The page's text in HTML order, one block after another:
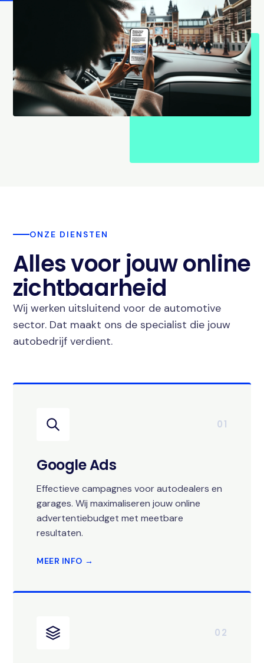
ONZE DIENSTEN
Alles voor jouw online
zichtbaarheid
Wij werken uitsluitend voor de automotive
sector. Dat maakt ons de specialist die jouw
autobedrijf verdient.
01
Google Ads
Effectieve campagnes voor autodealers en
garages. Wij maximaliseren jouw online
advertentiebudget met meetbare
resultaten.
MEER INFO →
02